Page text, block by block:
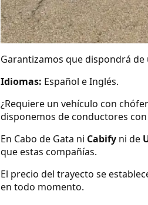
Garantizamos que dispondrá
Idiomas: Español e Inglés.
¿Requiere un vehículo con
disponemos de conductores
En Cabo de Gata ni Cabify ni de
que estas compañías.
El precio del trayecto se
en todo momento.